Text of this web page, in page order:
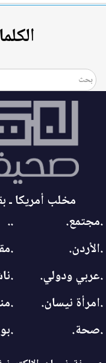
مخلب أمريكا ـ
.مجتمع.
..
.الأردن.
.عربي ودولي.
.امرأة نيسان.
.صحة.